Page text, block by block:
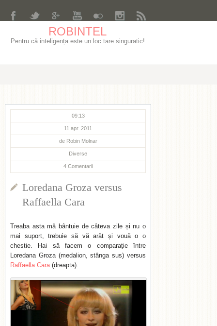
ROBINTEL
Pentru că inteligența este un loc tare singuratic!
09:13
11 apr. 2011
de Robin Molnar
Diverse
4 Comentarii
Loredana Groza versus
Raffaella Cara
Treaba asta mă bântuie de câteva zile și nu o
mai suport, trebuie să vă arăt și vouă o o
chestie. Hai să facem o comparație între
Loredana Groza (medalion, stânga sus) versus
Raffaella Cara(dreapta).